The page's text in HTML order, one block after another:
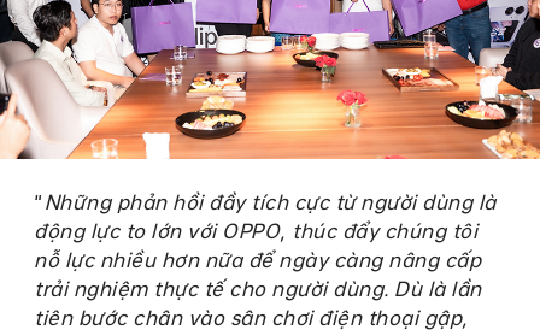
“ Những phản hồi đầy tích cực từ người dùng là
động lực to lớn với OPPO, thúc đẩy chúng tôi
nỗ lực nhiều hơn nữa để ngày càng nâng cấp
trải nghiệm thực tế cho người dùng. Dù là lần
tiên bước chân vào sân chơi điện thoại gập,